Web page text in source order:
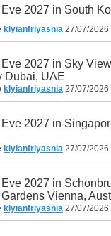
2027 in South
klyianfriyasnia 27/07/2026
2027 in Sky View
Dubai, UAE
klyianfriyasnia 27/07/2026
2027 in
klyianfriyasnia 27/07/2026
2027 in
Vienna,
klyianfriyasnia 27/07/2026